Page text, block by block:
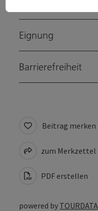
Eignung
Barrierefreiheit
Beitrag merken
zum Merkzettel
PDF erstellen
powered by TOURDATA